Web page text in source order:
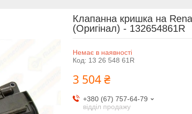
Клапанна кришка на
(Оригінал) - 132654861R
Немає в наявності
Код: 13 26 548 61R
3 504 ₴
+380 (67) 757-64-79
відділ продажу